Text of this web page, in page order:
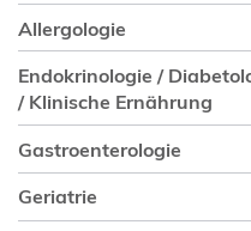
Allergologie
Endokrinologie /
/ Klinische Ernährung
Gastroenterologie
Geriatrie